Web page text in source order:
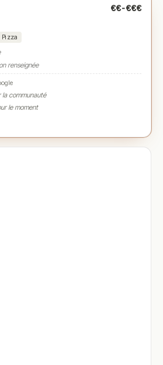
€€-€€€
Pizza
renseignée
la communauté
le moment